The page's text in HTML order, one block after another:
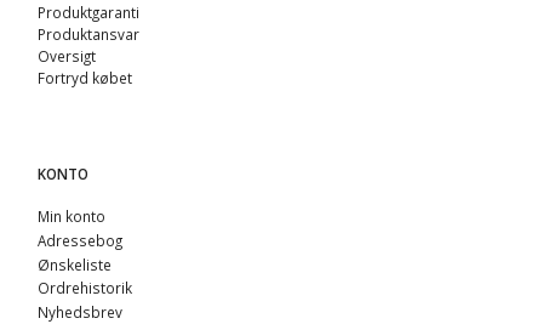
Produktgaranti
Produktansvar
Oversigt
Fortryd købet
KONTO
Min konto
Adressebog
Ønskeliste
Ordrehistorik
Nyhedsbrev